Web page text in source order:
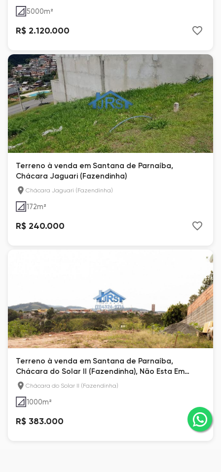
5000m²
R$ 2.120.000
Terreno à venda em Santana de Parnaíba,
Chácara Jaguari (Fazendinha)
Chácara Jaguari (Fazendinha)
172m²
R$ 240.000
Terreno à venda em Santana de Parnaíba,
Chácara do Solar II (Fazendinha), Não Esta Em
Condomínio
Chácara do Solar II (Fazendinha)
1000m²
R$ 383.000